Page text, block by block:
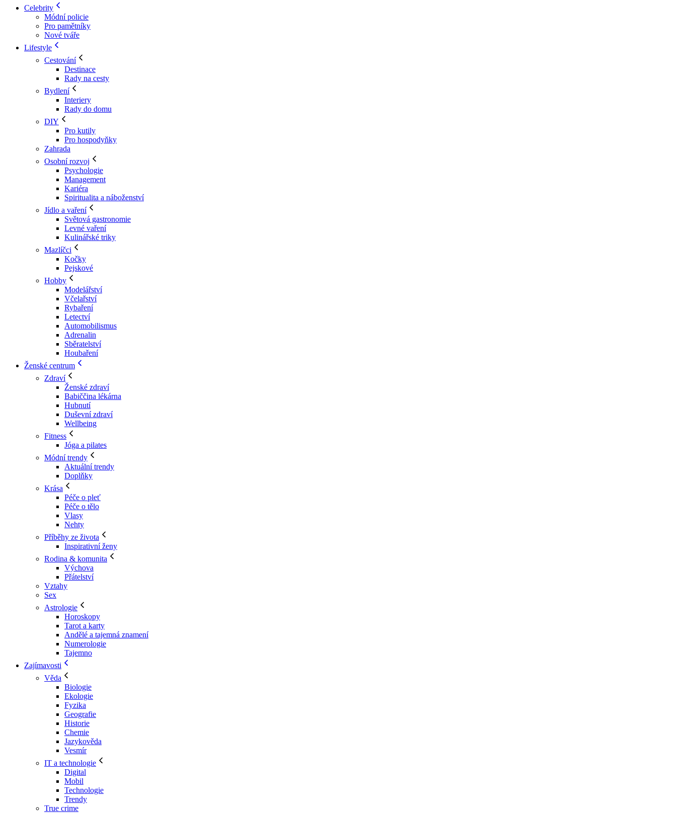
Celebrity
Módní policie
Pro pamětníky
Nové tváře
Lifestyle
Cestování
Destinace
Rady na cesty
Bydlení
Interiery
Rady do domu
DIY
Pro kutily
Pro hospodyňky
Zahrada
Osobní rozvoj
Psychologie
Management
Kariéra
Spiritualita a náboženství
Jídlo a vaření
Světová gastronomie
Levné vaření
Kulinářské triky
Mazlíčci
Kočky
Pejskové
Hobby
Modelářství
Včelařství
Rybaření
Letectví
Automobilismus
Adrenalin
Sběratelství
Houbaření
Ženské centrum
Zdraví
Ženské zdraví
Babiččina lékárna
Hubnutí
Duševní zdraví
Wellbeing
Fitness
Jóga a pilates
Módní trendy
Aktuální trendy
Doplňky
Krása
Péče o pleť
Péče o tělo
Vlasy
Nehty
Příběhy ze života
Inspirativní ženy
Rodina & komunita
Výchova
Přátelství
Vztahy
Sex
Astrologie
Horoskopy
Tarot a karty
Andělé a tajemná znamení
Numerologie
Tajemno
Zajímavosti
Věda
Biologie
Ekologie
Fyzika
Geografie
Historie
Chemie
Jazykověda
Vesmír
IT a technologie
Digital
Mobil
Technologie
Trendy
True crime